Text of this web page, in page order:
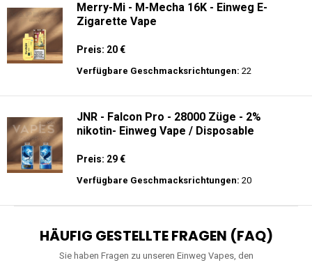
Merry-Mi - M-Mecha 16K - Einweg E-
Zigarette Vape
Preis: 20 €
Verfügbare Geschmacksrichtungen: 22
JNR - Falcon Pro - 28000 Züge - 2%
nikotin- Einweg Vape / Disposable
Preis: 29 €
Verfügbare Geschmacksrichtungen: 20
HÄUFIG GESTELLTE FRAGEN (FAQ)
Sie haben Fragen zu unseren Einweg Vapes, den